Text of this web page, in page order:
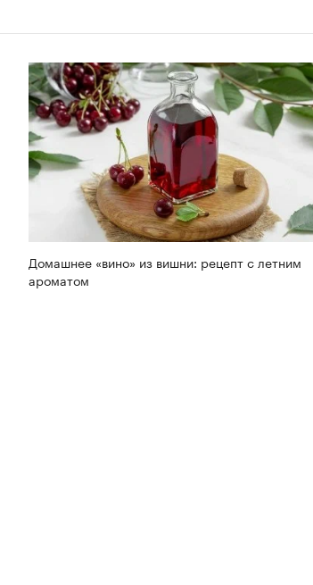
Домашнее «вино» из вишни: рецепт с летним
ароматом